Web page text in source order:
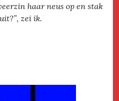
haar neus op en stak
zei ik.